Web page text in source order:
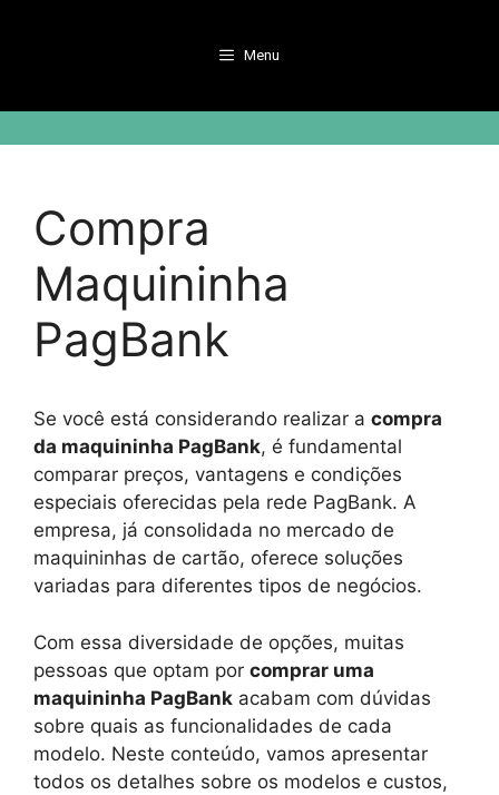
Menu
Compra
Maquininha
PagBank
Se você está considerando realizar a compra
da maquininha PagBank, é fundamental
comparar preços, vantagens e condições
especiais oferecidas pela rede PagBank. A
empresa, já consolidada no mercado de
maquininhas de cartão, oferece soluções
variadas para diferentes tipos de negócios.
Com essa diversidade de opções, muitas
pessoas que optam por comprar uma
maquininha PagBank acabam com dúvidas
sobre quais as funcionalidades de cada
modelo. Neste conteúdo, vamos apresentar
todos os detalhes sobre os modelos e custos,